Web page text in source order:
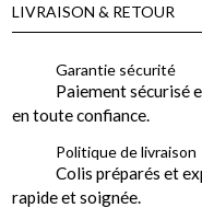
LIVRAISON & RETOUR
Garantie sécurité
Paiement sécurisé
en toute confiance.
Politique de livraison
Colis préparés et
rapide et soignée.